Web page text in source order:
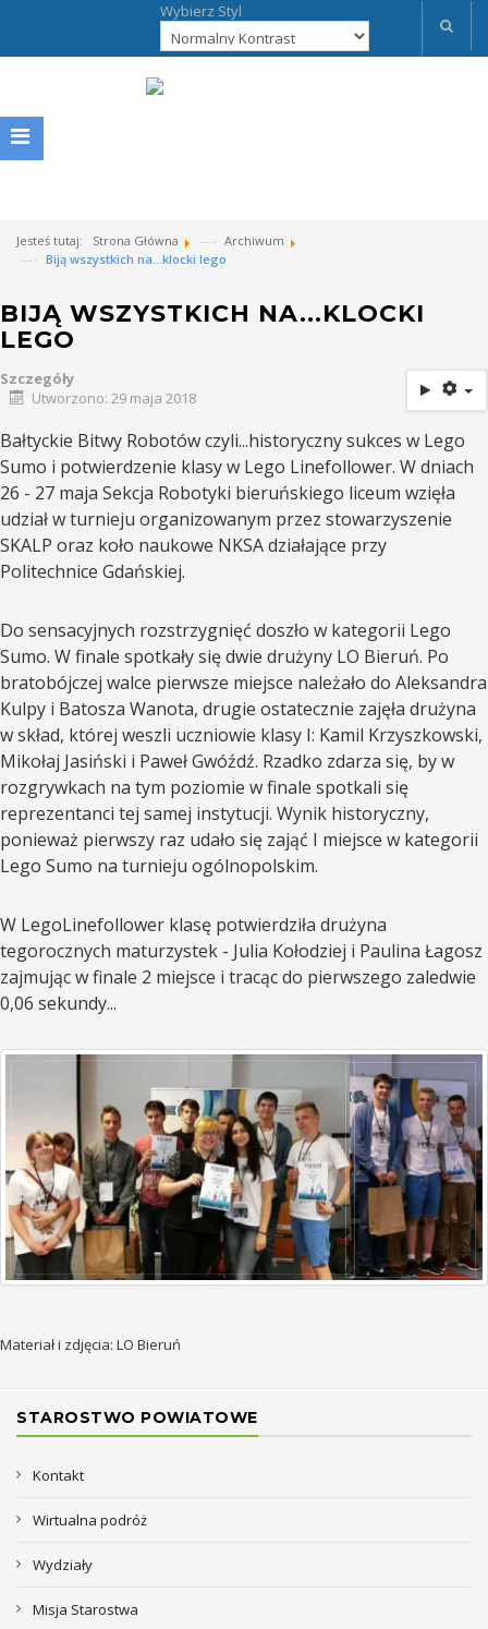
Wybierz Styl
Jesteś tutaj: Strona Główna
Archiwum
Biją wszystkich na...klocki lego
BIJĄ WSZYSTKICH NA...KLOCKI
LEGO
Szczegóły
Utworzono: 29 maja 2018
Bałtyckie Bitwy Robotów czyli...historyczny sukces w Lego
Sumo i potwierdzenie klasy w Lego Linefollower. W dniach
26 - 27 maja Sekcja Robotyki bieruńskiego liceum wzięła
udział w turnieju organizowanym przez stowarzyszenie
SKALP oraz koło naukowe NKSA działające przy
Politechnice Gdańskiej.
Do sensacyjnych rozstrzygnięć doszło w kategorii Lego
Sumo. W finale spotkały się dwie drużyny LO Bieruń. Po
bratobójczej walce pierwsze miejsce należało do Aleksandra
Kulpy i Batosza Wanota, drugie ostatecznie zajęła drużyna
w skład, której weszli uczniowie klasy I: Kamil Krzyszkowski,
Mikołaj Jasiński i Paweł Gwóźdź. Rzadko zdarza się, by w
rozgrywkach na tym poziomie w finale spotkali się
reprezentanci tej samej instytucji. Wynik historyczny,
ponieważ pierwszy raz udało się zająć I miejsce w kategorii
Lego Sumo na turnieju ogólnopolskim.
W LegoLinefollower klasę potwierdziła drużyna
tegorocznych maturzystek - Julia Kołodziej i Paulina Łagosz
zajmując w finale 2 miejsce i tracąc do pierwszego zaledwie
0,06 sekundy...
Materiał i zdjęcia: LO Bieruń
STAROSTWO POWIATOWE
Kontakt
Wirtualna podróż
Wydziały
Misja Starostwa